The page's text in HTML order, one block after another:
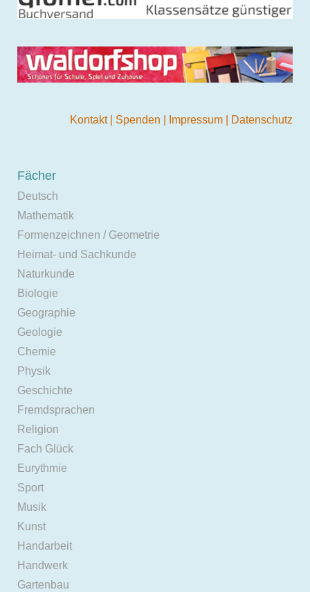
Kontakt Spenden Impressum Datenschutz
Fächer
Deutsch
Mathematik
Formenzeichnen / Geometrie
Heimat- und Sachkunde
Naturkunde
Biologie
Geographie
Geologie
Chemie
Physik
Geschichte
Fremdsprachen
Religion
Fach Glück
Eurythmie
Sport
Musik
Kunst
Handarbeit
Handwerk
Gartenbau